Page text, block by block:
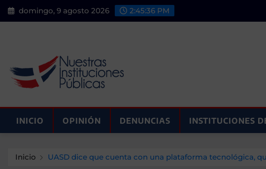
Saltar
al
domingo, 9 agosto 2026 2:45:37 PM
INICIO OPINIÓN DENUNCIAS INSTITUCIONES
Inicio UASD dice que cuenta con una plataforma tecnológica,